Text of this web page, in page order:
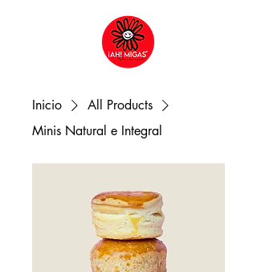
Inicio
All Products
Minis Natural e Integral